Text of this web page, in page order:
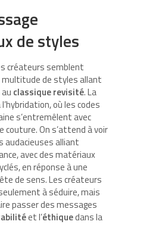
de styles
créateurs semblent
multitude de styles allant
au classique revisité. La
où les codes
s’entremêlent avec
couture. On s’attend à voir
alliant
avec des matériaux
en réponse à une
de sens. Les créateurs
à séduire, mais
passer des messages
et l’éthiquedans la